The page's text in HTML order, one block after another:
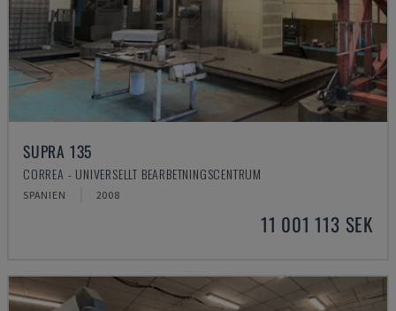
SUPRA 135
CORREA - UNIVERSELLT BEARBETNINGSCENTRUM
SPANIEN 2008
11 001 113 SEK